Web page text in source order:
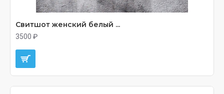
Свитшот женский белый ...
3500 ₽